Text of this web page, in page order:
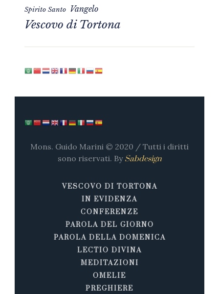
Spirito Santo Vangelo
Vescovo di Tortona
Mons. Guido Marini © 2020 / Tutti i diritti
sono riservati. By Sabdesign
VESCOVO DI TORTONA
IN EVIDENZA
CONFERENZE
PAROLA DEL GIORNO
PAROLA DELLA DOMENICA
LECTIO DIVINA
MEDITAZIONI
OMELIE
PREGHIERE